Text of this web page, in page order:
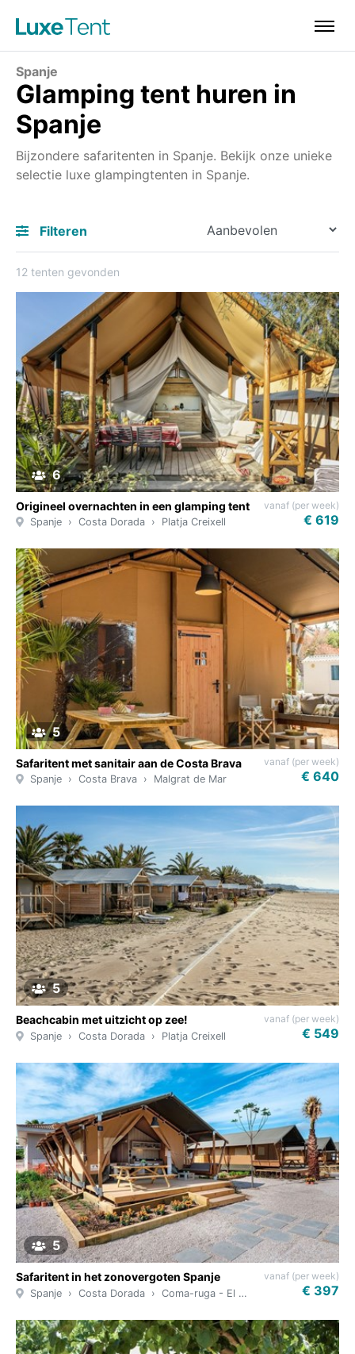
Spanje
Glamping tent huren in
Spanje
Bijzondere safaritenten in Spanje. Bekijk onze unieke
selectie luxe glampingtenten in Spanje.
Filteren
12 tenten gevonden
6
Origineel overnachten in een glamping tent
Spanje Costa Dorada Platja Creixell
vanaf (per week)
€ 619
5
Safaritent met sanitair aan de Costa Brava
Spanje Costa Brava Malgrat de Mar
vanaf (per week)
€ 640
5
Beachcabin met uitzicht op zee!
Spanje Costa Dorada Platja Creixell
vanaf (per week)
€ 549
5
Safaritent in het zonovergoten Spanje
Spanje Costa Dorada Coma-ruga - El Vendrell
vanaf (per week)
€ 397